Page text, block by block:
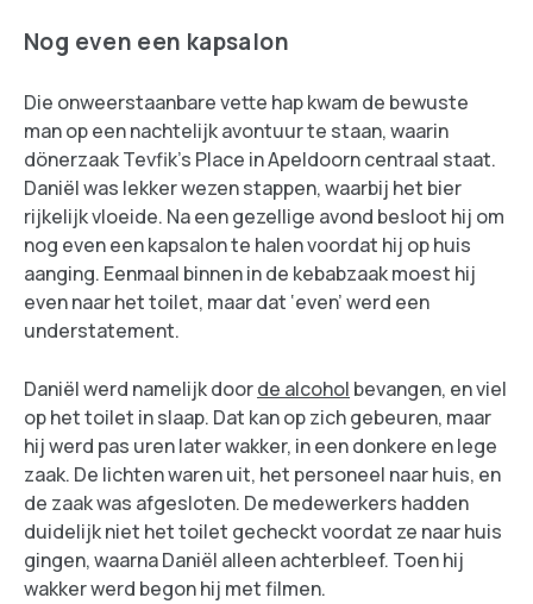
Nog even een kapsalon
Die onweerstaanbare vette hap kwam de bewuste
man op een nachtelijk avontuur te staan, waarin
dönerzaak Tevfik’s Place in Apeldoorn centraal staat.
Daniël was lekker wezen stappen, waarbij het bier
rijkelijk vloeide. Na een gezellige avond besloot hij om
nog even een kapsalon te halen voordat hij op huis
aanging. Eenmaal binnen in de kebabzaak moest hij
even naar het toilet, maar dat ‘even’ werd een
understatement.
Daniël werd namelijk doorde alcohol bevangen, en viel
op het toilet in slaap. Dat kan op zich gebeuren, maar
hij werd pas uren later wakker, in een donkere en lege
zaak. De lichten waren uit, het personeel naar huis, en
de zaak was afgesloten. De medewerkers hadden
duidelijk niet het toilet gecheckt voordat ze naar huis
gingen, waarna Daniël alleen achterbleef. Toen hij
wakker werd begon hij met filmen.